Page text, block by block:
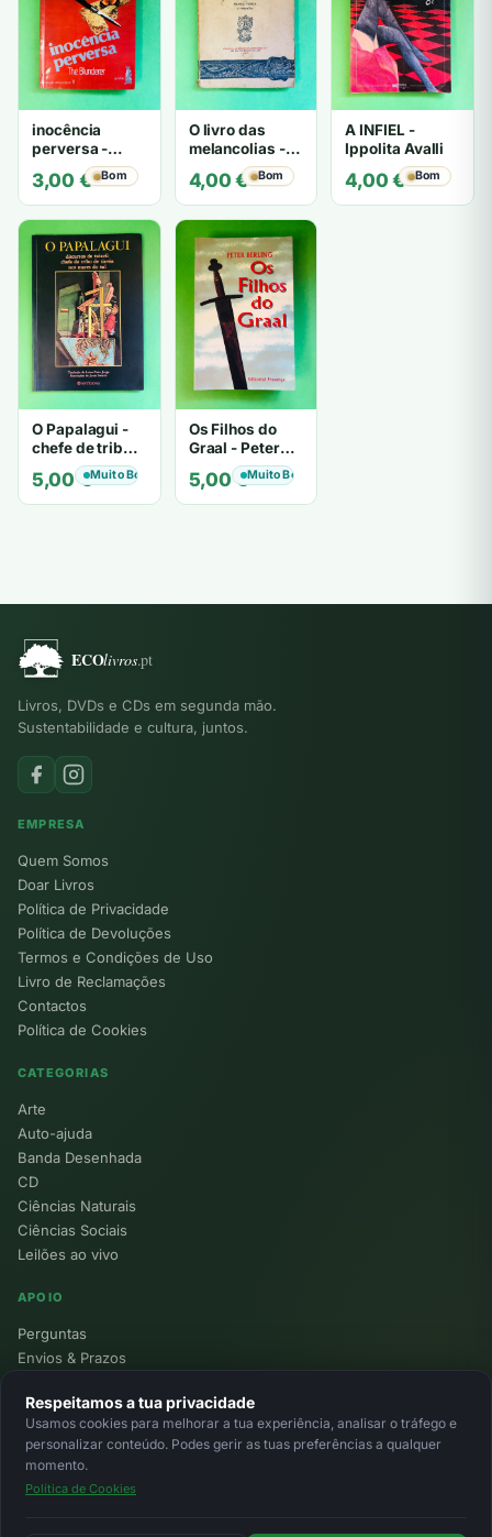
inocência
perversa -
PATRICIA
HIGHSMITH
3,00 € Bom
O livro das
melancolias -
Mantegazza
4,00€ Bom
A INFIEL -
Ippolita Avalli
4,00€ Bom
O Papalagui -
chefe de tribo
de tiavéa
5,00€Muito Bom
Os Filhos do
Graal - Peter
Berling
5,00€Muito Bom
Livros, DVDs e CDs em segunda mão.
Sustentabilidade e cultura, juntos.
EMPRESA
Quem Somos
Doar Livros
Política de Privacidade
Política de Devoluções
Termos e Condições de Uso
Livro de Reclamações
Contactos
Política de Cookies
CATEGORIAS
Arte
Auto-ajuda
Banda Desenhada
CD
Ciências Naturais
Ciências Sociais
Leilões ao vivo
APOIO
Perguntas
Envios & Prazos
Devoluções
Minha Conta
© 2026 Ecolivros. Todos os direitos reservados.
Respeitamos a tua privacidade
Usamos cookies para melhorar a tua experiência, analisar o tráfego e
personalizar conteúdo. Podes gerir as tuas preferências a qualquer
momento.
Política de Cookies